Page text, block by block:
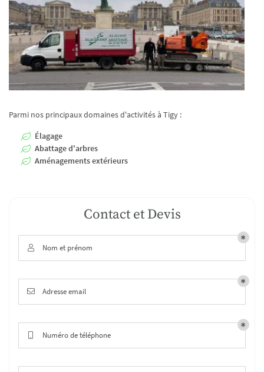
Parmi nos principaux domaines d'activités à Tigy :
Élagage
Abattage d'arbres
Aménagements extérieurs
Contact et Devis
 Nom et prénom
 Adresse email
Numéro de téléphone